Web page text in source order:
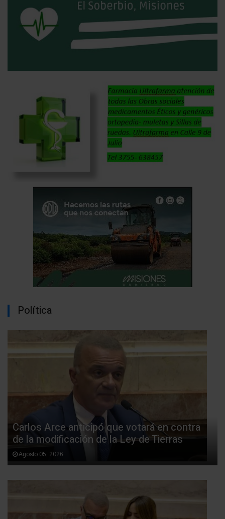
Política
Carlos Arce anticipó que votará en contra
de la modificación de la Ley de Tierras
Agosto 05, 2026